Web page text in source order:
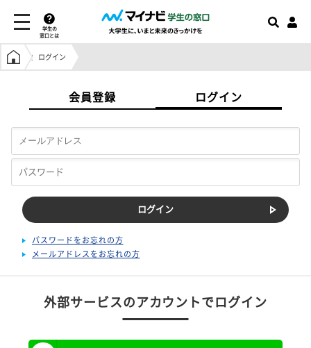
学生の
窓口とは
学生の窓口トップ
ログイン
会員登録 ログイン
パスワードをお忘れの方
メールアドレスをお忘れの方
外部サービスのアカウントでログイン